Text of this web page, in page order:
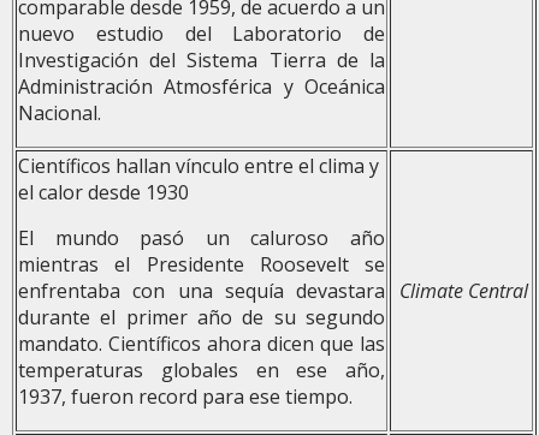
comparable desde 1959, de acuerdo a un
nuevo estudio del Laboratorio de
Investigación del Sistema Tierra de la
Administración Atmosférica y Oceánica
Nacional.
Científicos hallan vínculo entre el clima y
el calor desde 1930
El mundo pasó un caluroso año
mientras el Presidente Roosevelt se
enfrentaba con una sequía devastara
durante el primer año de su segundo
mandato. Científicos ahora dicen que las
temperaturas globales en ese año,
1937, fueron record para ese tiempo.
Climate Central